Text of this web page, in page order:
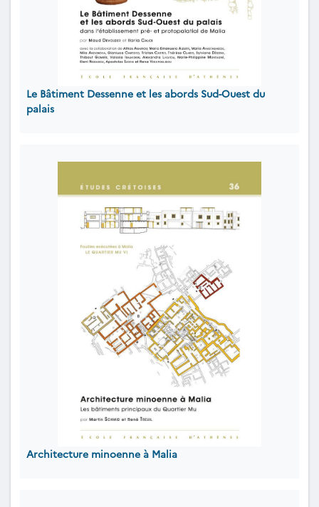
Le Bâtiment Dessenne et les abords Sud-Ouest du
palais
Architecture minoenne à Malia